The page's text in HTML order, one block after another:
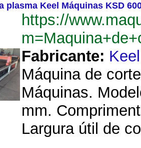
plasma Keel Máquinas KSD
https://
Fabricante:
Máquina de
Máquinas.
mm.
Largura útil de